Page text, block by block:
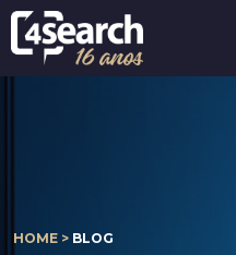
HOME > BLOG